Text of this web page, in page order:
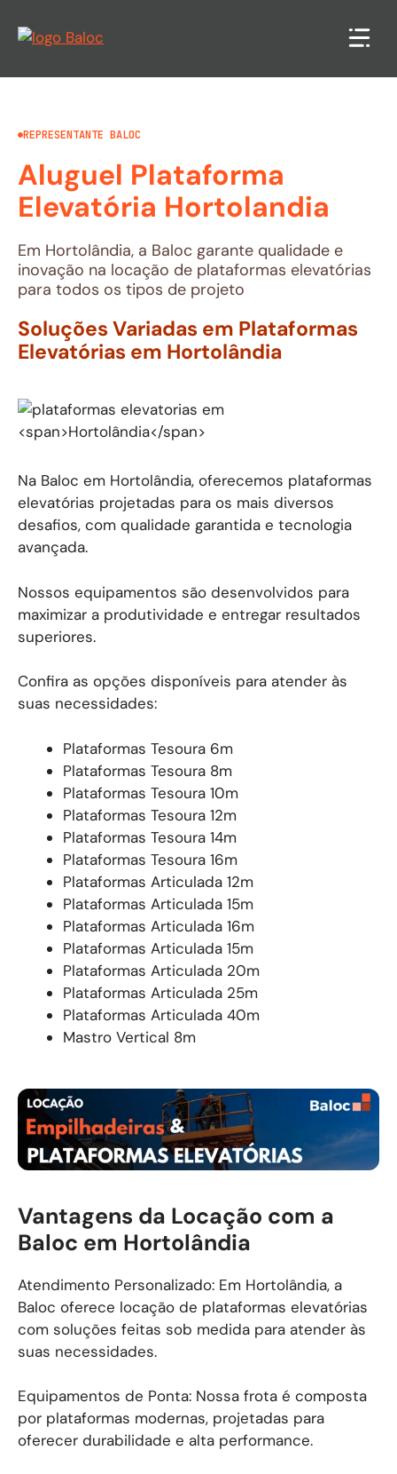
para
conteúdo
REPRESENTANTE BALOC
Aluguel Plataforma
Elevatória Hortolandia
Em Hortolândia, a Baloc garante qualidade e
inovação na locação de plataformas elevatórias
para todos os tipos de projeto
Soluções Variadas em Plataformas
Elevatórias em Hortolândia
Na Baloc em Hortolândia, oferecemos plataformas
elevatórias projetadas para os mais diversos
desafios, com qualidade garantida e tecnologia
avançada.
Nossos equipamentos são desenvolvidos para
maximizar a produtividade e entregar resultados
superiores.
Confira as opções disponíveis para atender às
suas necessidades:
Plataformas Tesoura 6m
Plataformas Tesoura 8m
Plataformas Tesoura 10m
Plataformas Tesoura 12m
Plataformas Tesoura 14m
Plataformas Tesoura 16m
Plataformas Articulada 12m
Plataformas Articulada 15m
Plataformas Articulada 16m
Plataformas Articulada 15m
Plataformas Articulada 20m
Plataformas Articulada 25m
Plataformas Articulada 40m
Mastro Vertical 8m
Vantagens da Locação com a
Baloc em Hortolândia
Atendimento Personalizado: Em Hortolândia, a
Baloc oferece locação de plataformas elevatórias
com soluções feitas sob medida para atender às
suas necessidades.
Equipamentos de Ponta: Nossa frota é composta
por plataformas modernas, projetadas para
oferecer durabilidade e alta performance.